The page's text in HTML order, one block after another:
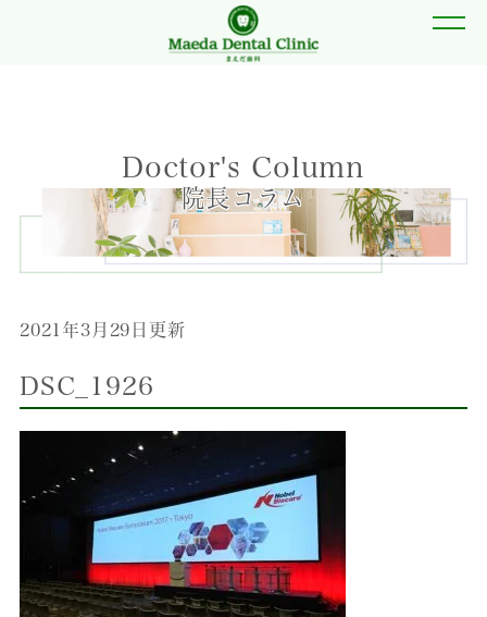
Doctor's Column
院長コラム
2021年3月29日更新
DSC_1926